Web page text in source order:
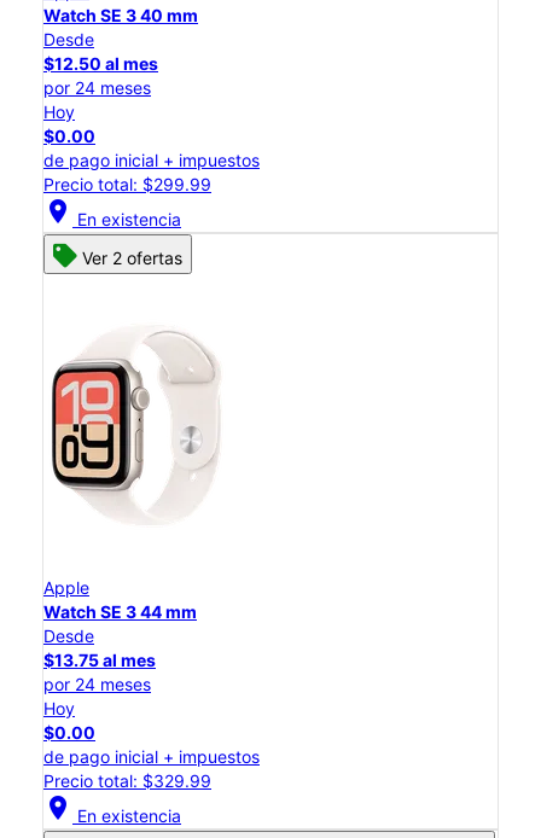
Watch SE 3 40 mm
Desde
$12.50 al mes
por 24 meses
Hoy
$0.00
de pago inicial + impuestos
Precio total: $299.99
location_on En existencia
Ver 2 ofertas
Apple
Watch SE 3 44 mm
Desde
$13.75 al mes
por 24 meses
Hoy
$0.00
de pago inicial + impuestos
Precio total: $329.99
location_on En existencia